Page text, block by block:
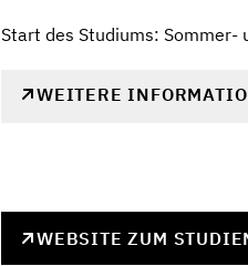
Start des Studiums: Sommer-
WEITERE
WEBSITE ZUM